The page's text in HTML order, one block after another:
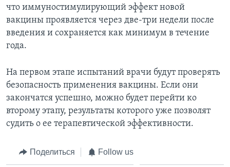
что иммуностимулирующий эффект новой
вакцины проявляется через две-три недели после
введения и сохраняется как минимум в течение
года.
На первом этапе испытаний врачи будут проверять
безопасность применения вакцины. Если они
закончатся успешно, можно будет перейти ко
второму этапу, результаты которого уже позволят
судить о ее терапевтической эффективности.
Поделиться Follow us